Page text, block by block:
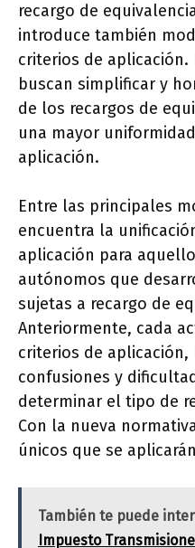
recargo de
introduce también
criterios de aplicación.
buscan simplificar y
de los recargos de
una mayor
aplicación.
Entre las principales
encuentra la
aplicación para
autónomos que
sujetas a recargo de
Anteriormente, cada
criterios de
confusiones y
determinar el tipo de
Con la nueva
únicos que se
También te puede
Impuesto